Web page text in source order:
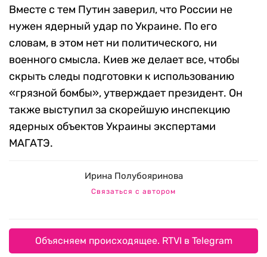
Вместе с тем Путин заверил, что России не
нужен ядерный удар по Украине. По его
словам, в этом нет ни политического, ни
военного смысла. Киев же делает все, чтобы
скрыть следы подготовки к использованию
«грязной бомбы», утверждает президент. Он
также выступил за скорейшую инспекцию
ядерных объектов Украины экспертами
МАГАТЭ.
Ирина Полубояринова
Связаться с автором
Объясняем происходящее. RTVI в Telegram